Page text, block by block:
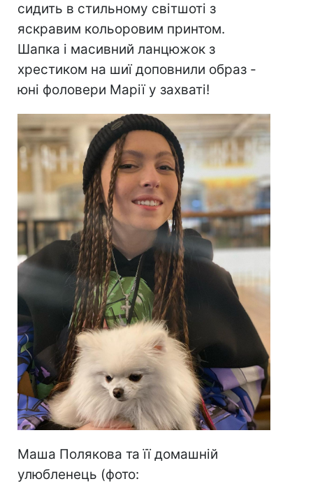
сидить в стильному світшоті з
яскравим кольоровим принтом.
Шапка і масивний ланцюжок з
хрестиком на шиї доповнили образ -
юні фоловери Марії у захваті!
Маша Полякова та її домашній
улюбленець (фото: